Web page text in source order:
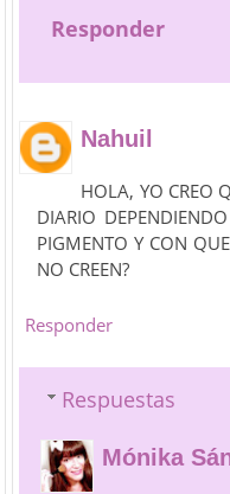
Responder
Nahuil
HOLA, YO CREO
DIARIO
PIGMENTO Y CON
NO CREEN?
Responder
Respuestas
Mónika